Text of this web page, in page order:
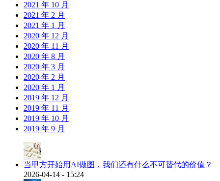
2021 年 10 月
2021 年 2 月
2021 年 1 月
2020 年 12 月
2020 年 11 月
2020 年 8 月
2020 年 3 月
2020 年 2 月
2020 年 1 月
2019 年 12 月
2019 年 11 月
2019 年 10 月
2019 年 9 月
当甲方开始用AI做图，我们还有什么不可替代的价值？
2026-04-14 - 15:24